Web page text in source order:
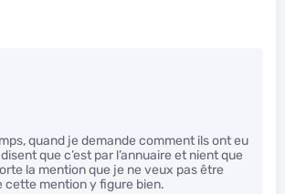
quand je demande comment ils ont eu
que c’est par l’annuaire et nient que
la mention que je ne veux pas être
cette mention y figure bien.